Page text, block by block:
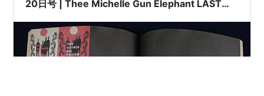
20日号 | Thee Michelle Gun Elephant LAST
(2003年) | 日本のミュージシャン コンサートパ
ンフレット 特集 Part-014 |
#TheeMichelleGunElephant #チバユウスケ #ア